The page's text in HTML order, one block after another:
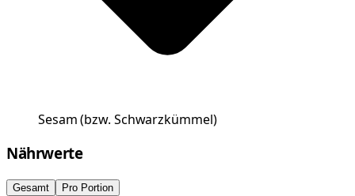
Sesam (bzw. Schwarzkümmel)
Nährwerte
Gesamt
Pro Portion